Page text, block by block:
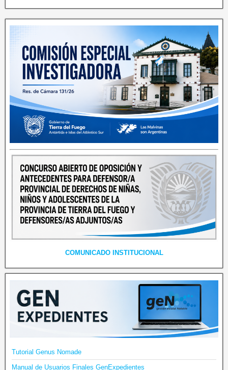
COMUNICADO INSTITUCIONAL
Tutorial Genus Nomade
Manual de Usuarios Finales GenExpedientes